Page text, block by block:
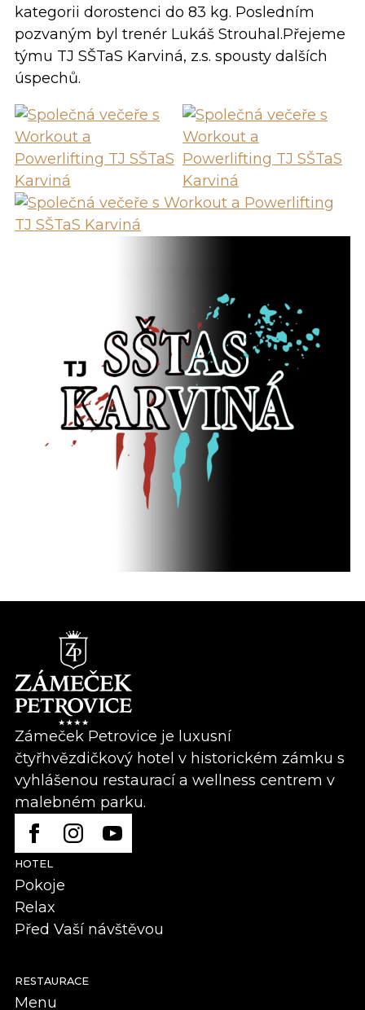
kategorii dorostenci do 83 kg. Posledním
pozvaným byl trenér Lukáš Strouhal.Přejeme
týmu TJ SŠTaS Karviná, z.s. spousty dalších
úspechů.
Zámeček Petrovice je luxusní
čtyřhvězdičkový hotel v historickém zámku s
vyhlášenou restaurací a wellness centrem v
malebném parku.
HOTEL
Pokoje
Relax
Před Vaší návštěvou
RESTAURACE
Menu